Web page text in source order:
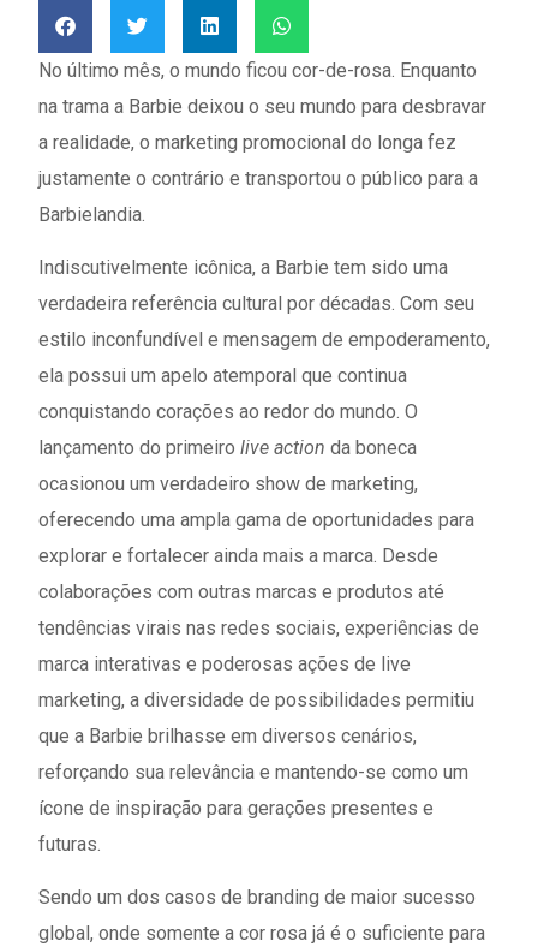
No último mês, o mundo ficou cor-de-rosa. Enquanto
na trama a Barbie deixou o seu mundo para desbravar
a realidade, o marketing promocional do longa fez
justamente o contrário e transportou o público para a
Barbielandia.
Indiscutivelmente icônica, a Barbie tem sido uma
verdadeira referência cultural por décadas. Com seu
estilo inconfundível e mensagem de empoderamento,
ela possui um apelo atemporal que continua
conquistando corações ao redor do mundo. O
lançamento do primeiro live action da boneca
ocasionou um verdadeiro show de marketing,
oferecendo uma ampla gama de oportunidades para
explorar e fortalecer ainda mais a marca. Desde
colaborações com outras marcas e produtos até
tendências virais nas redes sociais, experiências de
marca interativas e poderosas ações de live
marketing, a diversidade de possibilidades permitiu
que a Barbie brilhasse em diversos cenários,
reforçando sua relevância e mantendo-se como um
ícone de inspiração para gerações presentes e
futuras.
Sendo um dos casos de branding de maior sucesso
global, onde somente a cor rosa já é o suficiente para